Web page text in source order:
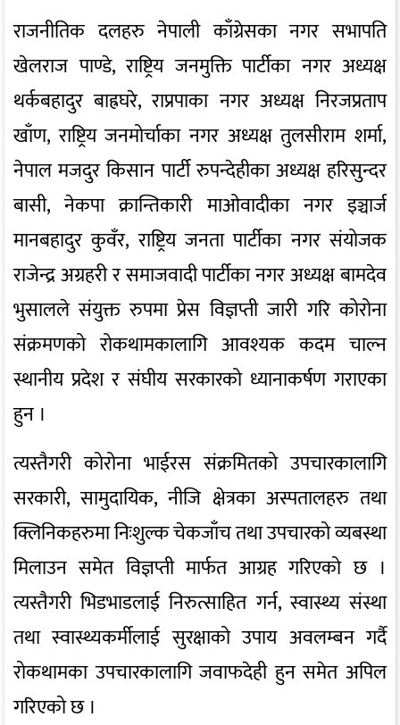
राजनीतिक दलहरु नेपाली काँग्रेसका नगर सभापति
खेलराज पाण्डे, राष्ट्रिय जनमुक्ति पार्टीका नगर अध्यक्ष
थर्कबहादुर बाह्रघरे, राप्रपाका नगर अध्यक्ष निरजप्रताप
खाँण, राष्ट्रिय जनमोर्चाका नगर अध्यक्ष तुलसीराम शर्मा,
नेपाल मजदुर किसान पार्टी रुपन्देहीका अध्यक्ष हरिसुन्दर
बासी, नेकपा क्रान्तिकारी माओवादीका नगर इञ्चार्ज
मानबहादुर कुवँर, राष्ट्रिय जनता पार्टीका नगर संयोजक
राजेन्द्र अग्रहरी र समाजवादी पार्टीका नगर अध्यक्ष बामदेव
भुसालले संयुक्त रुपमा प्रेस विज्ञप्ती जारी गरि कोरोना
संक्रमणको रोकथामकालागि आवश्यक कदम चाल्न
स्थानीय प्रदेश र संघीय सरकारको ध्यानाकर्षण गराएका
हुन ।
त्यस्तैगरी कोरोना भाईरस संक्रमितको उपचारकालागि
सरकारी, सामुदायिक, नीजि क्षेत्रका अस्पतालहरु तथा
क्लिनिकहरुमा निःशुल्क चेकजाँच तथा उपचारको व्यबस्था
मिलाउन समेत विज्ञप्ती मार्फत आग्रह गरिएको छ ।
त्यस्तैगरी भिडभाडलाई निरुत्साहित गर्न, स्वास्थ्य संस्था
तथा स्वास्थ्यकर्मीलाई सुरक्षाको उपाय अवलम्बन गर्दै
रोकथामका उपचारकालागि जवाफदेही हुन समेत अपिल
गरिएको छ ।